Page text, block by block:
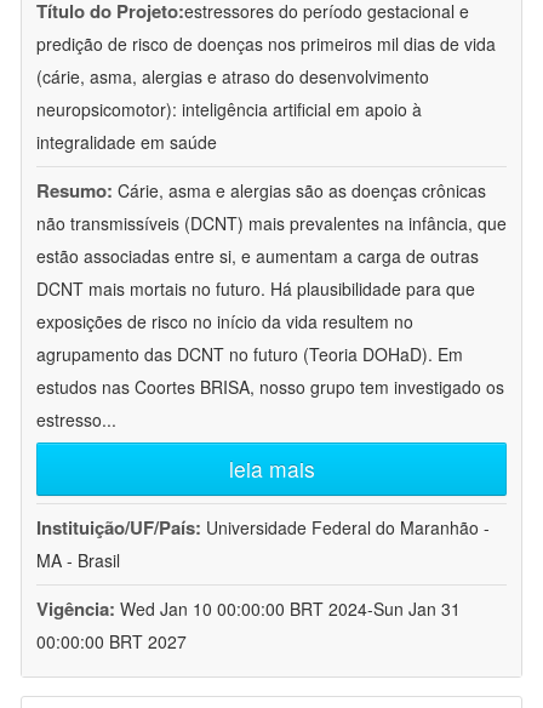
Título do Projeto:estressores do período gestacional e
predição de risco de doenças nos primeiros mil dias de vida
(cárie, asma, alergias e atraso do desenvolvimento
neuropsicomotor): inteligência artificial em apoio à
integralidade em saúde
Resumo: Cárie, asma e alergias são as doenças crônicas
não transmissíveis (DCNT) mais prevalentes na infância, que
estão associadas entre si, e aumentam a carga de outras
DCNT mais mortais no futuro. Há plausibilidade para que
exposições de risco no início da vida resultem no
agrupamento das DCNT no futuro (Teoria DOHaD). Em
estudos nas Coortes BRISA, nosso grupo tem investigado os
estresso...
leia mais
Instituição/UF/País: Universidade Federal do Maranhão -
MA - Brasil
Vigência: Wed Jan 10 00:00:00 BRT 2024-Sun Jan 31
00:00:00 BRT 2027